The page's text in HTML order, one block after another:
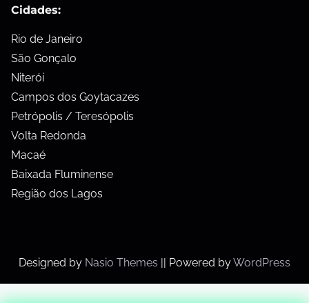
Cidades:
Rio de Janeiro
São Gonçalo
Niterói
Campos dos Goytacazes
Petrópolis / Teresópolis
Volta Redonda
Macaé
Baixada Fluminense
Região dos Lagos
Designed by Nasio Themes Powered byWordPress